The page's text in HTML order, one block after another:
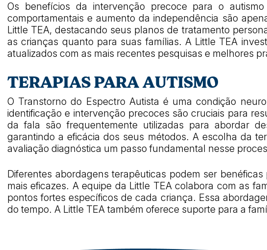
Os benefícios da intervenção precoce para o
comportamentais e aumento da independência são
Little TEA, destacando seus planos de tratamento
as crianças quanto para suas famílias. A Little TEA
atualizados com as mais recentes pesquisas e melhores
TERAPIAS PARA AUTISMO
O Transtorno do Espectro Autista é uma condição
identificação e intervenção precoces são cruciais para
da fala são frequentemente utilizadas para abordar
garantindo a eficácia dos seus métodos. A escolha da
avaliação diagnóstica um passo fundamental nesse
Diferentes abordagens terapêuticas podem ser
mais eficazes. A equipe da Little TEA colabora com as
pontos fortes específicos de cada criança. Essa
do tempo. A Little TEA também oferece suporte para a